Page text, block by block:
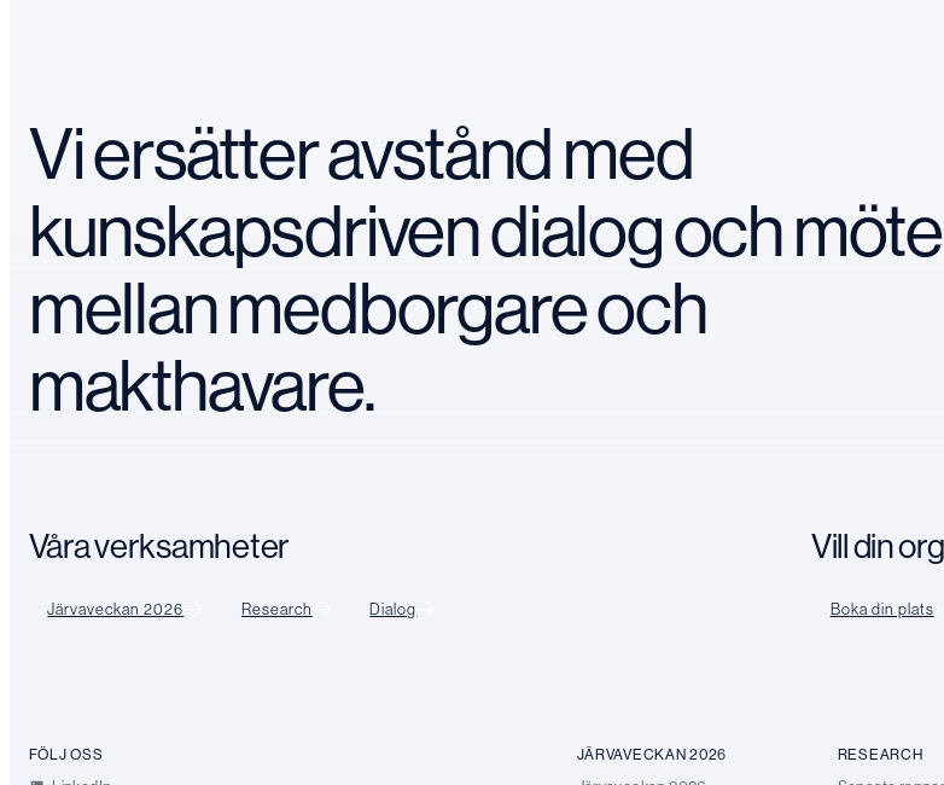
Vi ersätter avstånd med
kunskapsdriven dialog och
mellan medborgare och
makthavare.
Våra verksamheter
Järvaveckan 2026 Research Dialog
Vill din
Boka din plats
FÖLJ OSS JÄRVAVECKAN 2026 RESEARCH